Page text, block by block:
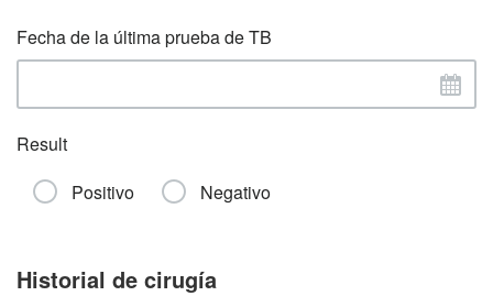
Fecha de la última prueba de TB
Result
Positivo
Negativo
Historial de cirugía